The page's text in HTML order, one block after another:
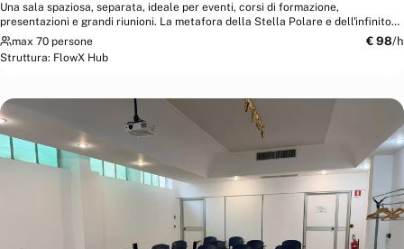
Una sala spaziosa, separata, ideale per eventi, corsi di formazione,
presentazioni e grandi riunioni. La metafora della Stella Polare e dell'infinito
cosmico...
max 70 persone € 98/h
Struttura: FlowX Hub